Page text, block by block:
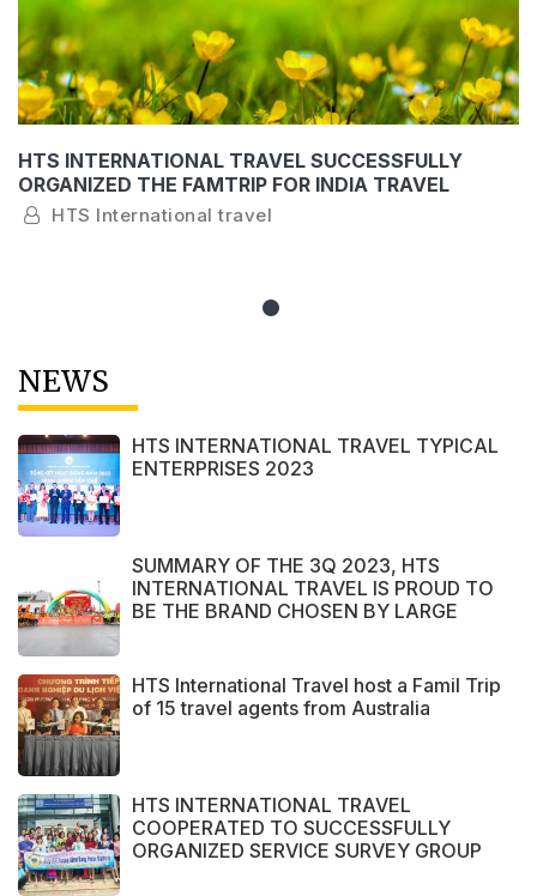
HTS INTERNATIONAL TRAVEL SUCCESSFULLY
ORGANIZED THE FAMTRIP FOR INDIA TRAVEL
AGENTS TO VISIT NHA TRANG - KHANH HOA
HTS International travel
NEWS
HTS INTERNATIONAL TRAVEL TYPICAL
ENTERPRISES 2023
SUMMARY OF THE 3Q 2023, HTS
INTERNATIONAL TRAVEL IS PROUD TO
BE THE BRAND CHOSEN BY LARGE
HTS International Travel host a Famil Trip
of 15 travel agents from Australia
HTS INTERNATIONAL TRAVEL
COOPERATED TO SUCCESSFULLY
ORGANIZED SERVICE SURVEY GROUP